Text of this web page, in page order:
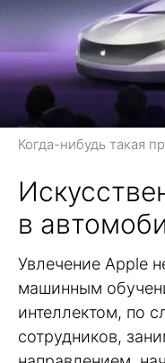
Когда-нибудь такая
в
Увлечение Apple
машинным
интеллектом, по
сотрудников,